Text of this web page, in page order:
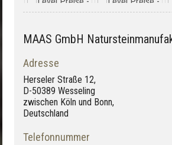
MAAS GmbH
Adresse
Herseler Straße 12,
D-50389 Wesseling
zwischen Köln und Bonn,
Deutschland
Telefonnummer